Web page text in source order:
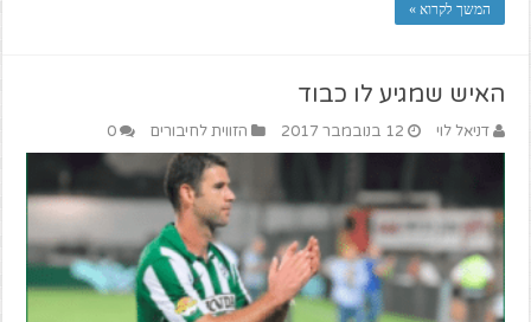
המשך לקרוא »
האיש שמגיע לו כבוד
דניאל לוי 12 בנובמבר 2017 הזווית לחיבורים 0